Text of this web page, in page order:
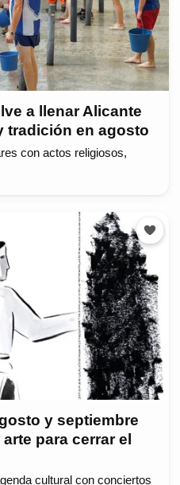
a llenar Alicante
tradición en agosto
con actos religiosos,
y septiembre
para cerrar el
cultural con conciertos